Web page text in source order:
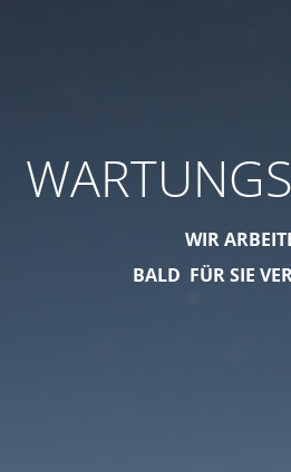
WIR
BALD FÜR SIE